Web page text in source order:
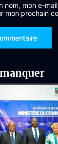
nom, mon e-
mon prochain